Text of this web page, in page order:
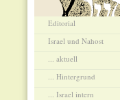
Editorial
Israel und Nahost
... aktuell
... Hintergrund
... Israel intern